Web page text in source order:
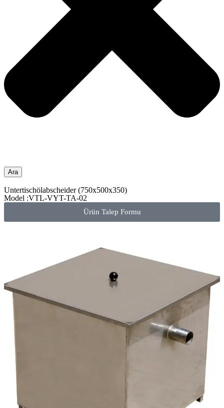
Ara
Untertischölabscheider (750x500x350)
Model :VTL-VYT-TA-02
Ürün Talep Formu